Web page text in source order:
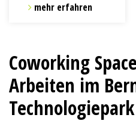
mehr erfahren
Coworking
Arbeiten im
Technologiepark